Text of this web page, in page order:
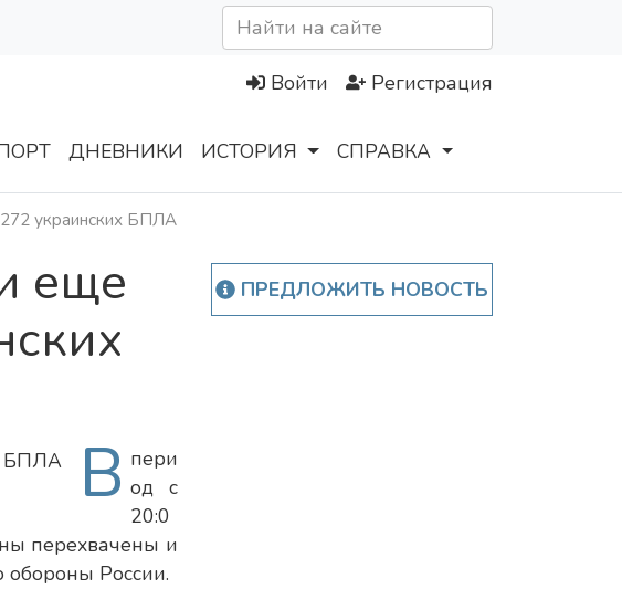
Войти Регистрация
ДНЕВНИКИ ИСТОРИЯ СПРАВКА
украинских БПЛА
еще
В пери
од с
20:0
перехвачены и
обороны России.
ПРЕДЛОЖИТЬ НОВОСТЬ